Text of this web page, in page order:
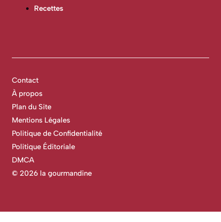
Recettes
© 2026 la gourmandine
Contact
À propos
Plan du Site
Mentions Légales
Politique de Confidentialité
Politique Éditoriale
DMCA